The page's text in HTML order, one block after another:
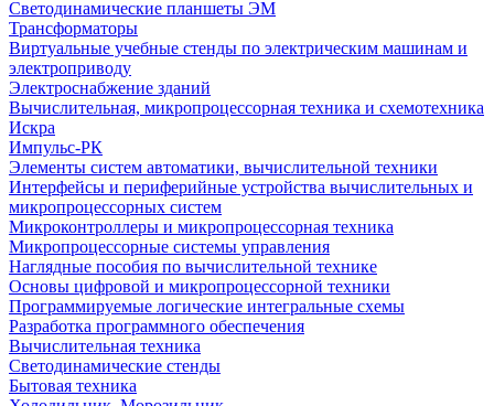
Светодинамические планшеты ЭМ
Трансформаторы
Виртуальные учебные стенды по электрическим машинам и
электроприводу
Электроснабжение зданий
Вычислительная, микропроцессорная техника и схемотехника
Искра
Импульс-РК
Элементы систем автоматики, вычислительной техники
Интерфейсы и периферийные устройства вычислительных и
микропроцессорных систем
Микроконтроллеры и микропроцессорная техника
Микропроцессорные системы управления
Наглядные пособия по вычислительной технике
Основы цифровой и микропроцессорной техники
Программируемые логические интегральные схемы
Разработка программного обеспечения
Вычислительная техника
Светодинамические стенды
Бытовая техника